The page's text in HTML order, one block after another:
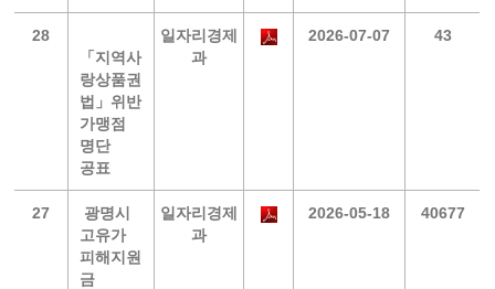
28
「지역사
랑상품권
법」위반
가맹점
명단
공표
일자리경제
과
2026-07-07 43
27
광명시
고유가
피해지원
금
일자리경제
과
2026-05-18 40677